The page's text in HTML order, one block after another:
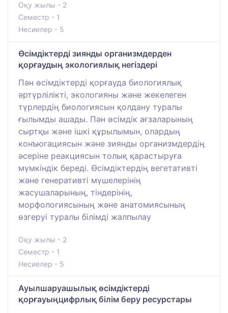
Оқу жылы - 2
Семестр - 1
Несиелер - 5
Өсімдіктерді зиянды организмдерден
қорғаудың экологиялық негіздері
Пән өсімдіктерді қорғауда биологиялық
әртүрлілікті, экологияны және жекелеген
түрлердің биологиясын қолдану туралы
ғылымды ашады. Пән өсімдік ағзаларының
сыртқы және ішкі құрылымын, олардың
конъюгациясын және зиянды организмдердің
әсеріне реакциясын толық қарастыруға
мүмкіндік береді. Өсімдіктердің вегетативті
және генеративті мүшелерінің
жасушаларының, тіндерінің,
морфологиясының және анатомиясының
өзгеруі туралы білімді жалпылау
Оқу жылы - 2
Семестр - 1
Несиелер - 5
Ауылшаруашылық өсімдіктерді
қорғауыңцифрлық білім беру ресурстары